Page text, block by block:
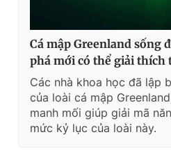
Cá mập Greenland sống
phá mới có thể giải thích
Các nhà khoa học đã lập
của loài cá mập
manh mối giúp giải mã
mức kỷ lục của loài này.